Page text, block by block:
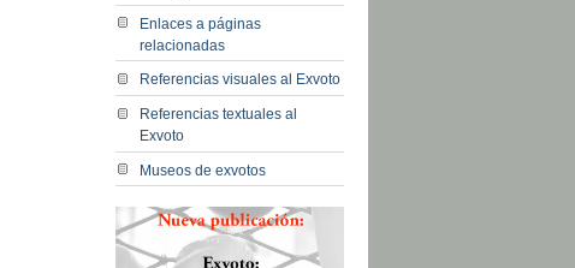
Enlaces a páginas
relacionadas
Referencias visuales al Exvoto
Referencias textuales al
Exvoto
Museos de exvotos